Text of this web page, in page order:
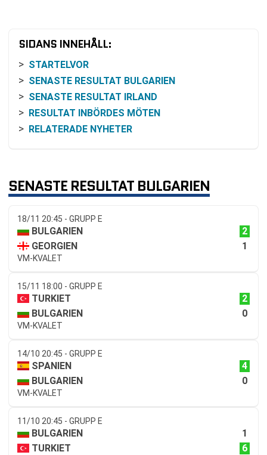
SIDANS INNEHÅLL:
STARTELVOR
SENASTE RESULTAT BULGARIEN
SENASTE RESULTAT IRLAND
RESULTAT INBÖRDES MÖTEN
RELATERADE NYHETER
SENASTE RESULTAT BULGARIEN
18/11 20:45 - GRUPP E
BULGARIEN
2
GEORGIEN
1
VM-KVALET
15/11 18:00 - GRUPP E
TURKIET
2
BULGARIEN
0
VM-KVALET
14/10 20:45 - GRUPP E
SPANIEN
4
BULGARIEN
0
VM-KVALET
11/10 20:45 - GRUPP E
BULGARIEN
1
TURKIET
6